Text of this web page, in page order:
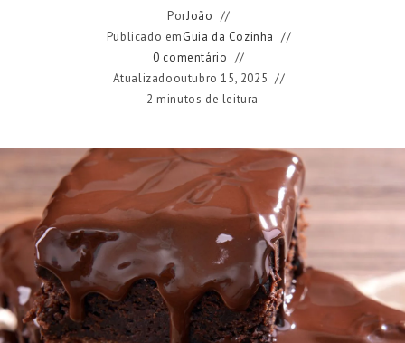
PorJoão
Publicado emGuia da Cozinha
0 comentário
Atualizadooutubro 15, 2025
2 minutos de leitura